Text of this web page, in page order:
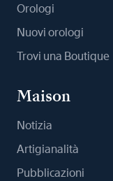
Orologi
Nuovi orologi
Trovi una Boutique
Maison
Notizia
Artigianalità
Pubblicazioni